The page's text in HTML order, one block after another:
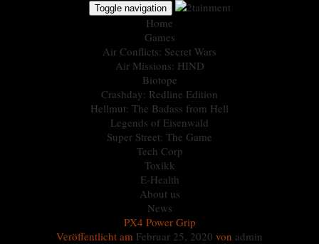
Toggle navigation
Home
Games
Air Conflicts: Secret Wars
Air Missions: HIND
Biotope
Crashday: Redline Edition
Hellmut: The Badass from Hell
Legends of Eisenwald
Super Street: The Game
Tech Corp
Toxikk
E-Health
About us
News
PX4 Power Grip
Veröffentlicht am Februar 25, 2020 von admin